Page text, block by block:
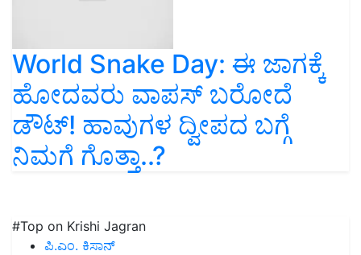
World Snake Day: ಈ ಜಾಗಕ್ಕೆ
ಹೋದವರು ವಾಪಸ್‌ ಬರೋದೆ
ಡೌಟ್‌! ಹಾವುಗಳ ದ್ವೀಪದ ಬಗ್ಗೆ
ನಿಮಗೆ ಗೊತ್ತಾ..?
#Top on Krishi Jagran
ಪಿ.ಎಂ. ಕಿಸಾನ್